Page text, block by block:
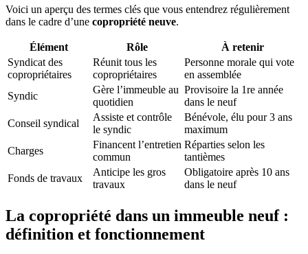
Voici un aperçu des termes clés que vous entendrez régulièrement
dans le cadre d’une copropriété neuve.
Élément Rôle
À retenir
Syndicat des
copropriétaires
Réunit tous les
copropriétaires
Personne morale qui vote
en assemblée
Syndic
Gère l’immeuble au
quotidien
Provisoire la 1re année
dans le neuf
Conseil syndical
Assiste et contrôle
le syndic
Bénévole, élu pour 3 ans
maximum
Charges
Financent l’entretien
commun
Réparties selon les
tantièmes
Fonds de travaux
Anticipe les gros
travaux
Obligatoire après 10 ans
dans le neuf
La copropriété dans un immeuble neuf :
définition et fonctionnement